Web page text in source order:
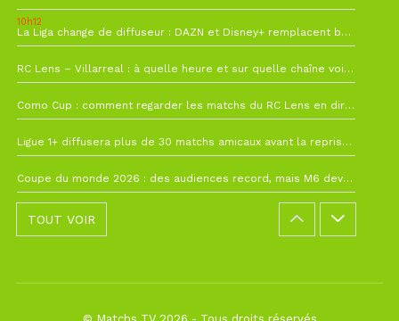
10h12
La Liga change de diffuseur : DAZN et Disney+ remplacent beIN Sports !
RC Lens – Villarreal : à quelle heure et sur quelle chaîne voir la finale de la Como Cup ?
Como Cup : comment regarder les matchs du RC Lens en direct ?
Ligue 1+ diffusera plus de 30 matchs amicaux avant la reprise de la Ligue 1
Coupe du monde 2026 : des audiences record, mais M6 devrait perdre très gros !
TOUT VOIR